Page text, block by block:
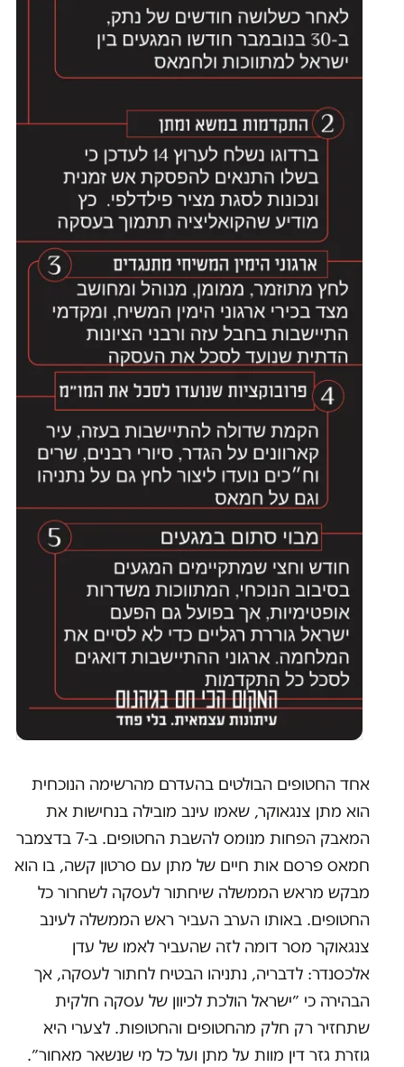
אחד החטופים הבולטים בהעדרם מהרשימה הנוכחית
הוא מתן צנגאוקר, שאמו עינב מובילה בנחישות את
המאבק הפחות מנומס להשבת החטופים. ב-7 בדצמבר
חמאס פרסם אות חיים של מתן עם סרטון קשה, בו הוא
מבקש מראש הממשלה שיחתור לעסקה לשחרור כל
החטופים. באותו הערב העביר ראש הממשלה לעינב
צנגאוקר מסר דומה לזה שהעביר לאמו של עדן
אלכסנדר: לדבריה, נתניהו הבטיח לחתור לעסקה, אך
הבהירה כי ״ישראל הולכת לכיוון של עסקה חלקית
שתחזיר רק חלק מהחטופים והחטופות. לצערי היא
גוזרת גזר דין מוות על מתן ועל כל מי שנשאר מאחור״.